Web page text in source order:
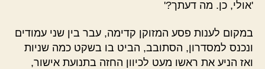
'אולי, כן. מה דעתך?'
במקום לענות פסע המזוקן קדימה, עבר בין שני עמודים
ונכנס למסדרון, הסתובב, הביט בו בשקט כמה שניות
ואז הניע את ראשו מעט לכיוון החזה בתנועת אישור,